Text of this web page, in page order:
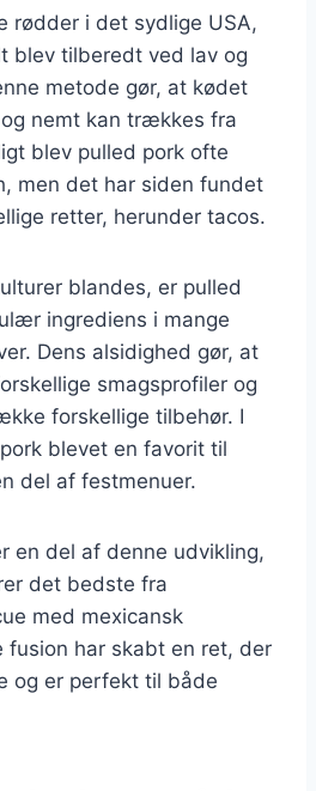
rødder i det sydlige USA,
blev tilberedt ved lav og
metode gør, at kødet
nemt kan trækkes fra
blev pulled pork ofte
men det har siden fundet
retter, herunder tacos.
blandes, er pulled
ingrediens i mange
Dens alsidighed gør, at
smagsprofiler og
forskellige tilbehør. I
blevet en favorit til
del af festmenuer.
en del af denne udvikling,
det bedste fra
med mexicansk
fusion har skabt en ret, der
og er perfekt til både